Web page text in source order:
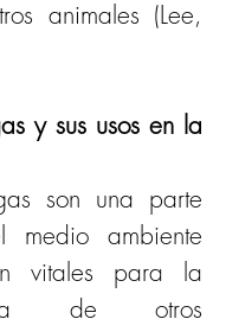
animales (Lee,
y sus usos en la
son una parte
medio ambiente
vitales para la
de otros